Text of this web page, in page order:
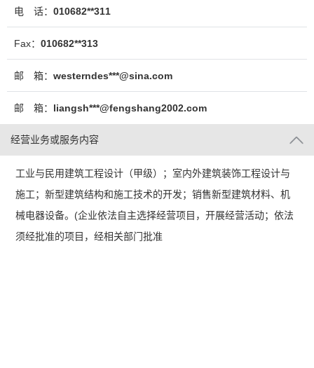
电 话： 010682**311
Fax： 010682**313
邮 箱： westerndes***@sina.com
邮 箱： liangsh***@fengshang2002.com
经营业务或服务内容
工业与民用建筑工程设计（甲级）；室内外建筑装饰工程设计与
施工；新型建筑结构和施工技术的开发；销售新型建筑材料、机
械电器设备。(企业依法自主选择经营项目，开展经营活动；依法
须经批准的项目，经相关部门批准